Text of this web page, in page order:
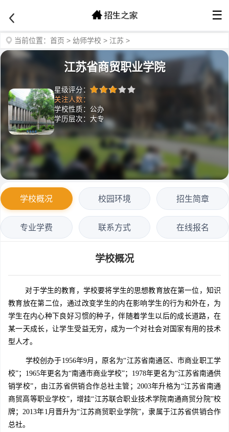
☰
当前位置： 首页 > 幼师学校 > 江苏 >
江苏省商贸职业学院
星级评分：
关注人数：
学校性质：公办
学历层次：大专
学校概况 校园环境 招生简章
专业学费 联系方式 在线报名
学校概况
对于学生的教育，学校要将学生的思想教育放在第一位，知识
教育放在第二位，通过改变学生的内在影响学生的行为和外在，为
学生在内心种下良好习惯的种子，伴随着学生以后的成长道路，在
某一天成长，让学生受益无穷，成为一个对社会对国家有用的技术
型人才。
学校创办于1956年9月，原名为“江苏省南通区、市商业职工学
校”；1965年更名为“南通市商业学校”；1978年更名为“江苏省南通供
销学校”，由江苏省供销合作总社主管；2003年升格为“江苏省南通
商贸高等职业学校”，增挂“江苏联合职业技术学院南通商贸分院”校
牌；2013年1月晋升为“江苏商贸职业学院”，隶属于江苏省供销合作
总社。